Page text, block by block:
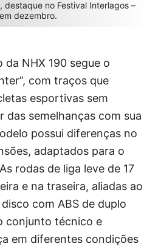
destaque no Festival Interlagos –
dezembro.
NHX 190 segue o
com traços que
esportivas sem
das semelhanças com sua
possui diferenças no
adaptados para o
rodas de liga leve de 17
e na traseira, aliadas ao
com ABS de duplo
conjunto técnico e
em diferentes condições